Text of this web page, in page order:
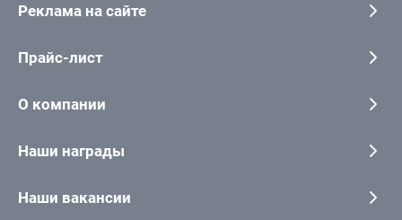
Реклама на сайте
Прайс-лист
О компании
Наши награды
Наши вакансии